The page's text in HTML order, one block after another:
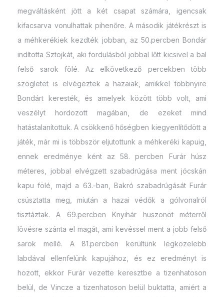
megváltásként jött a két csapat számára, igencsak
kifacsarva vonulhattak pihenőre. A második játékrészt is
a méhkerékiek kezdték jobban, az 50.percben Bondár
indította Sztojkát, aki fordulásból jobbal lőtt kicsivel a bal
felső sarok fölé. Az elkövetkező percekben több
szögletet is elvégeztek a hazaiak, amikkel többnyire
Bondárt keresték, és amelyek között több volt, ami
veszélyt hordozott magában, de ezeket mind
hatástalanítottuk. A csökkenő hőségben kiegyenlítődött a
játék, már mi is többször eljutottunk a méhkeréki kapuig,
ennek eredménye ként az 58. percben Furár húsz
méteres, jobbal elvégzett szabadrúgása ment jócskán
kapu fölé, majd a 63.-ban, Bakró szabadrúgását Furár
csúsztatta meg, miután a hazai védők a gólvonalról
tisztáztak. A 69.percben Knyihár huszonöt méterről
lövésre szánta el magát, ami kevéssel ment a jobb felső
sarok mellé. A 81.percben kerültünk legközelebb
labdával ellenfelünk kapujához, és ez eredményt is
hozott, ekkor Furár vezette keresztbe a tizenhatoson
belül, de Vincze a tizenhatoson belül buktatta, amiért a